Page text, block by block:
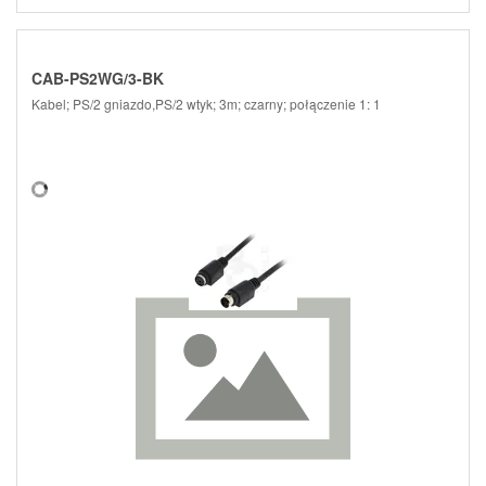
CAB-PS2WG/3-BK
Kabel; PS/2 gniazdo,PS/2 wtyk; 3m; czarny; połączenie 1: 1